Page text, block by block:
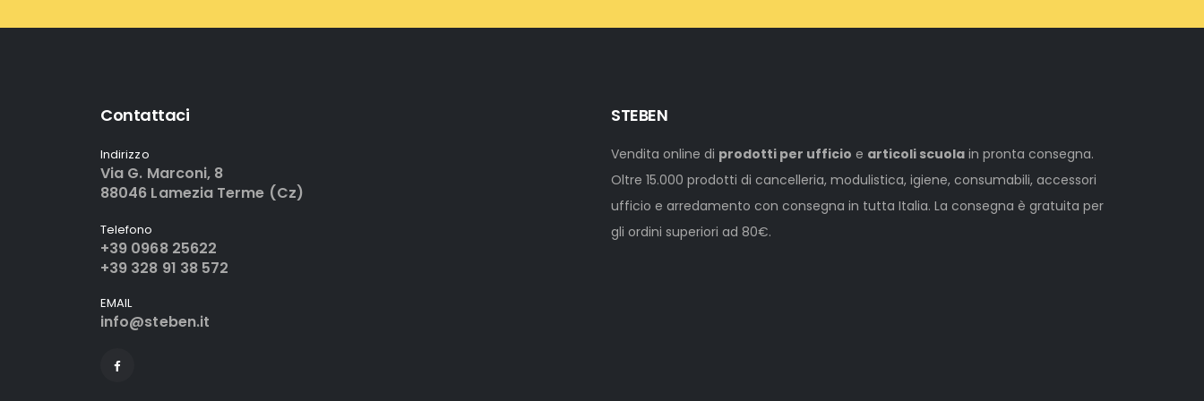
Contattaci
Indirizzo
Via G. Marconi, 8
88046 Lamezia Terme (Cz)
Telefono
+39 0968 25622
+39 328 91 38 572
EMAIL
info@steben.it
STEBEN
Vendita online di prodotti per ufficio e articoli scuola in pronta consegna.
Oltre 15.000 prodotti di cancelleria, modulistica, igiene, consumabili, accessori
ufficio e arredamento con consegna in tutta Italia. La consegna è gratuita per
gli ordini superiori ad 80€.